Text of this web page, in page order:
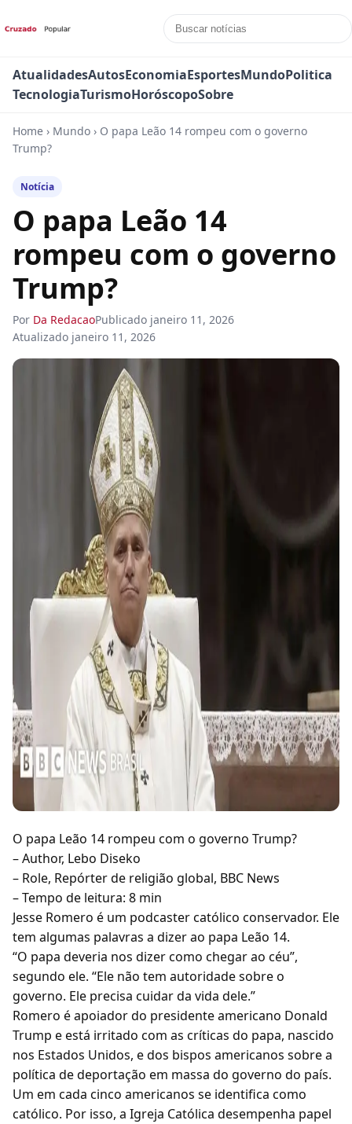
AtualidadesAutosEconomiaEsportesMundoPolitica
TecnologiaTurismoHoróscopoSobre
Home › Mundo › O papa Leão 14 rompeu com o governo
Trump?
Notícia
O papa Leão 14
rompeu com o governo
Trump?
Por Da RedacaoPublicado janeiro 11, 2026
Atualizado janeiro 11, 2026
O papa Leão 14 rompeu com o governo Trump?
– Author, Lebo Diseko
– Role, Repórter de religião global, BBC News
– Tempo de leitura: 8 min
Jesse Romero é um podcaster católico conservador. Ele
tem algumas palavras a dizer ao papa Leão 14.
“O papa deveria nos dizer como chegar ao céu”,
segundo ele. “Ele não tem autoridade sobre o
governo. Ele precisa cuidar da vida dele.”
Romero é apoiador do presidente americano Donald
Trump e está irritado com as críticas do papa, nascido
nos Estados Unidos, e dos bispos americanos sobre a
política de deportação em massa do governo do país.
Um em cada cinco americanos se identifica como
católico. Por isso, a Igreja Católica desempenha papel